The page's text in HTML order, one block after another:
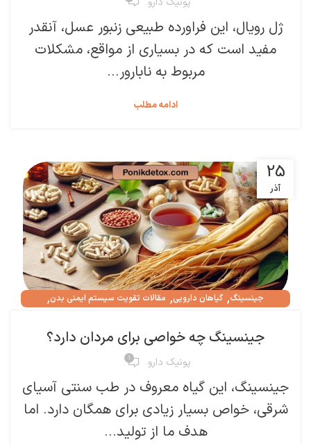
ژل رویال، این فراورده طبیعی زنبور عسل، آنقدر
مفید است که در بسیاری از مواقع، مشکلات
مربوط به نابارور...
ادامه مطلب
25
آذر
جینسینگ,گیاهان دارویی, مقالات تقویت سیستم ایمنی بدن,
جینسینگ چه خواصی برای مردان دارد؟
پونیک دارو ۱
جینسینگ، این گیاه معروف در طب سنتی آسیای
شرقی، خواص بسیار زیادی برای همگان دارد. اما
هدف ما از تولید...